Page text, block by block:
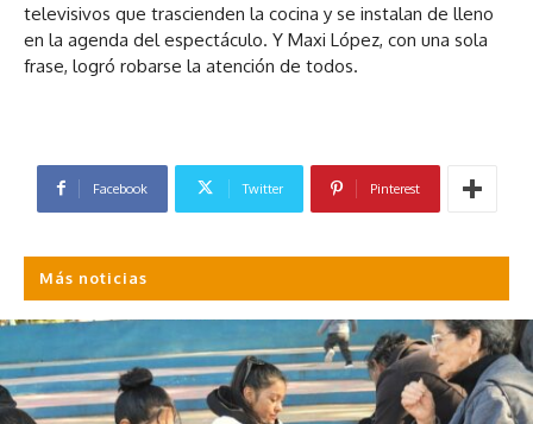
televisivos que trascienden la cocina y se instalan de lleno
en la agenda del espectáculo. Y Maxi López, con una sola
frase, logró robarse la atención de todos.
Facebook Twitter Pinterest
Más noticias